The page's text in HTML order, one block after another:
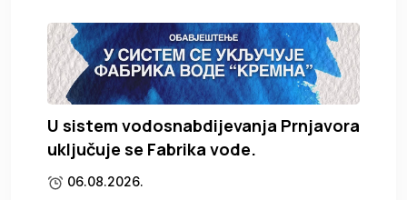
U sistem vodosnabdijevanja Prnjavora
uključuje se Fabrika vode.
06.08.2026.